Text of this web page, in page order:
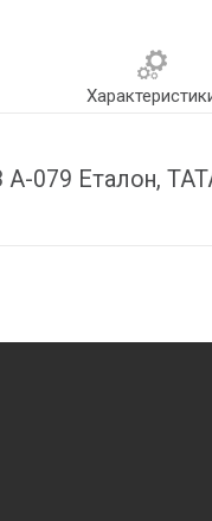
079 Еталон,